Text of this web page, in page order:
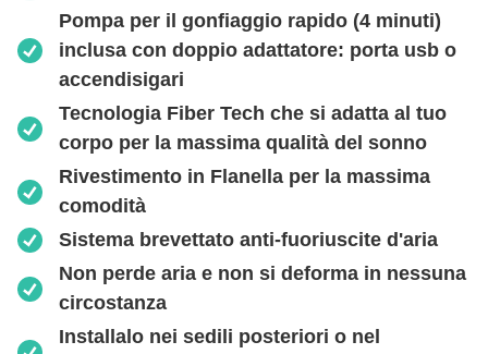
Pompa per il gonfiaggio rapido (4 minuti)
inclusa con doppio adattatore: porta usb o
accendisigari
Tecnologia Fiber Tech che si adatta al tuo
corpo per la massima qualità del sonno
Rivestimento in Flanella per la massima
comodità
Sistema brevettato anti-fuoriuscite d'aria
Non perde aria e non si deforma in nessuna
circostanza
Installalo nei sedili posteriori o nel